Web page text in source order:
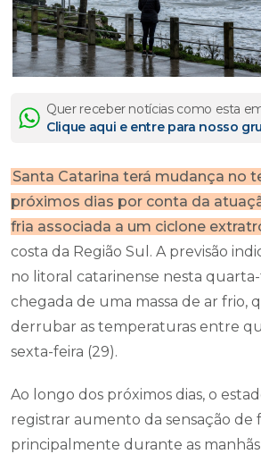
Quer receber notícias como esta
Clique aqui e entre para nosso
Santa Catarina terá mudança no
próximos dias por conta da
fria associada a um ciclone
costa da Região Sul. A previsão
no litoral catarinense nesta quarta-
chegada de uma massa de ar frio,
derrubar as temperaturas entre
sexta-feira (29).
Ao longo dos próximos dias, o
registrar aumento da sensação de
principalmente durante as manhãs